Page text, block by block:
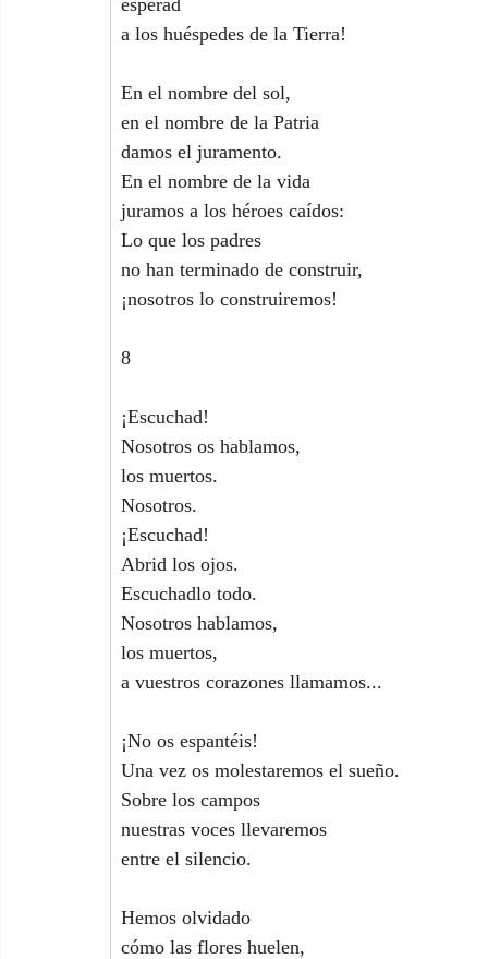
esperad
a los huéspedes de la Tierra!
En el nombre del sol,
en el nombre de la Patria
damos el juramento.
En el nombre de la vida
juramos a los héroes caídos:
Lo que los padres
no han terminado de construir,
¡nosotros lo construiremos!
8
¡Escuchad!
Nosotros os hablamos,
los muertos.
Nosotros.
¡Escuchad!
Abrid los ojos.
Escuchadlo todo.
Nosotros hablamos,
los muertos,
a vuestros corazones llamamos...
¡No os espantéis!
Una vez os molestaremos el sueño.
Sobre los campos
nuestras voces llevaremos
entre el silencio.
Hemos olvidado
cómo las flores huelen,